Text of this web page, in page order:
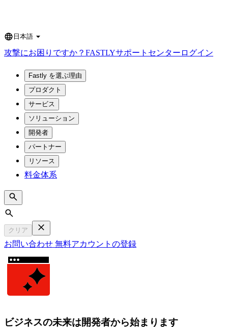
Language
日本語
攻撃にお困りですか？ FASTLYサポートセンター ログイン
Fastly を選ぶ理由
プロダクト
サービス
ソリューション
開発者
パートナー
リソース
料金体系
Search
クリア
お問い合わせ 無料アカウントの登録
ビジネスの未来は開発者から始まります